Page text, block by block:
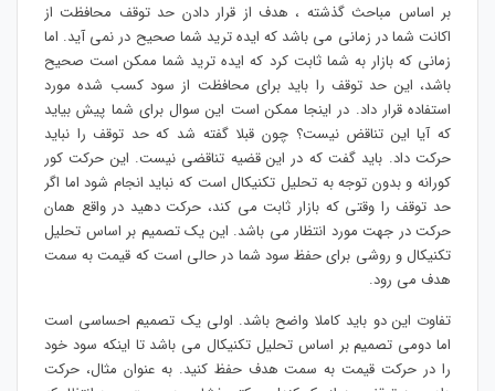
بر اساس مباحث گذشته ، هدف از قرار دادن حد توقف محافظت از
اکانت شما در زمانی می باشد که ایده ترید شما صحیح در نمی آید. اما
زمانی که بازار به شما ثابت کرد که ایده ترید شما ممکن است صحیح
باشد، این حد توقف را باید برای محافظت از سود کسب شده مورد
استفاده قرار داد. در اینجا ممکن است این سوال برای شما پیش بیاید
که آیا این تناقض نیست؟ چون قبلا گفته شد که حد توقف را نباید
حرکت داد. باید گفت که در این قضیه تناقضی نیست. این حرکت کور
کورانه و بدون توجه به تحلیل تکنیکال است که نباید انجام شود اما اگر
حد توقف را وقتی که بازار ثابت می کند، حرکت دهید در واقع همان
حرکت در جهت مورد انتظار می باشد. این یک تصمیم بر اساس تحلیل
تکنیکال و روشی برای حفظ سود شما در حالی است که قیمت به سمت
هدف می رود.
تفاوت این دو باید کاملا واضح باشد. اولی یک تصمیم احساسی است
اما دومی تصمیم بر اساس تحلیل تکنیکال می باشد تا اینکه سود خود
را در حرکت قیمت به سمت هدف حفظ کنید. به عنوان مثال، حرکت